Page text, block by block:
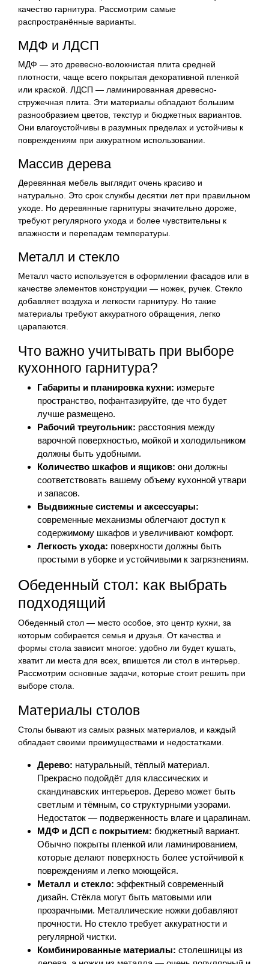
качество гарнитура. Рассмотрим самые
распространённые варианты.
МДФ и ЛДСП
МДФ — это древесно-волокнистая плита средней
плотности, чаще всего покрытая декоративной пленкой
или краской. ЛДСП — ламинированная древесно-
стружечная плита. Эти материалы обладают большим
разнообразием цветов, текстур и бюджетных вариантов.
Они влагоустойчивы в разумных пределах и устойчивы к
повреждениям при аккуратном использовании.
Массив дерева
Деревянная мебель выглядит очень красиво и
натурально. Это срок службы десятки лет при правильном
уходе. Но деревянные гарнитуры значительно дороже,
требуют регулярного ухода и более чувствительны к
влажности и перепадам температуры.
Металл и стекло
Металл часто используется в оформлении фасадов или в
качестве элементов конструкции — ножек, ручек. Стекло
добавляет воздуха и легкости гарнитуру. Но такие
материалы требуют аккуратного обращения, легко
царапаются.
Что важно учитывать при выборе
кухонного гарнитура?
Габариты и планировка кухни: измерьте
пространство, пофантазируйте, где что будет
лучше размещено.
Рабочий треугольник: расстояния между
варочной поверхностью, мойкой и холодильником
должны быть удобными.
Количество шкафов и ящиков: они должны
соответствовать вашему объему кухонной утвари
и запасов.
Выдвижные системы и аксессуары:
современные механизмы облегчают доступ к
содержимому шкафов и увеличивают комфорт.
Легкость ухода: поверхности должны быть
простыми в уборке и устойчивыми к загрязнениям.
Обеденный стол: как выбрать
подходящий
Обеденный стол — место особое, это центр кухни, за
которым собирается семья и друзья. От качества и
формы стола зависит многое: удобно ли будет кушать,
хватит ли места для всех, впишется ли стол в интерьер.
Рассмотрим основные задачи, которые стоит решить при
выборе стола.
Материалы столов
Столы бывают из самых разных материалов, и каждый
обладает своими преимуществами и недостатками.
Дерево: натуральный, тёплый материал.
Прекрасно подойдёт для классических и
скандинавских интерьеров. Дерево может быть
светлым и тёмным, со структурными узорами.
Недостаток — подверженность влаге и царапинам.
МДФ и ДСП с покрытием: бюджетный вариант.
Обычно покрыты пленкой или ламинированием,
которые делают поверхность более устойчивой к
повреждениям и легко моющейся.
Металл и стекло: эффектный современный
дизайн. Стёкла могут быть матовыми или
прозрачными. Металлические ножки добавляют
прочности. Но стекло требует аккуратности и
регулярной чистки.
Комбинированные материалы: столешницы из